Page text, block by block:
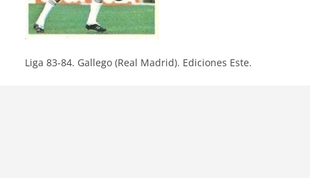
Liga 83-84. Gallego (Real Madrid). Ediciones Este.